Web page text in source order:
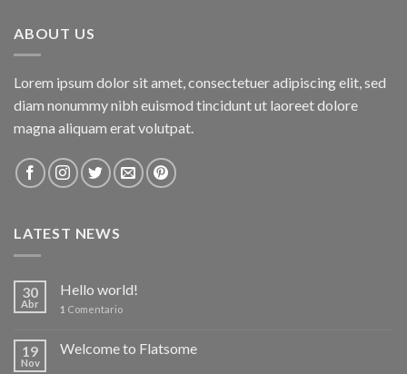
ABOUT US
Lorem ipsum dolor sit amet, consectetuer adipiscing elit, sed
diam nonummy nibh euismod tincidunt ut laoreet dolore
magna aliquam erat volutpat.
LATEST NEWS
30
Abr
Hello world!
1 Comentario
19
Nov
Welcome to Flatsome